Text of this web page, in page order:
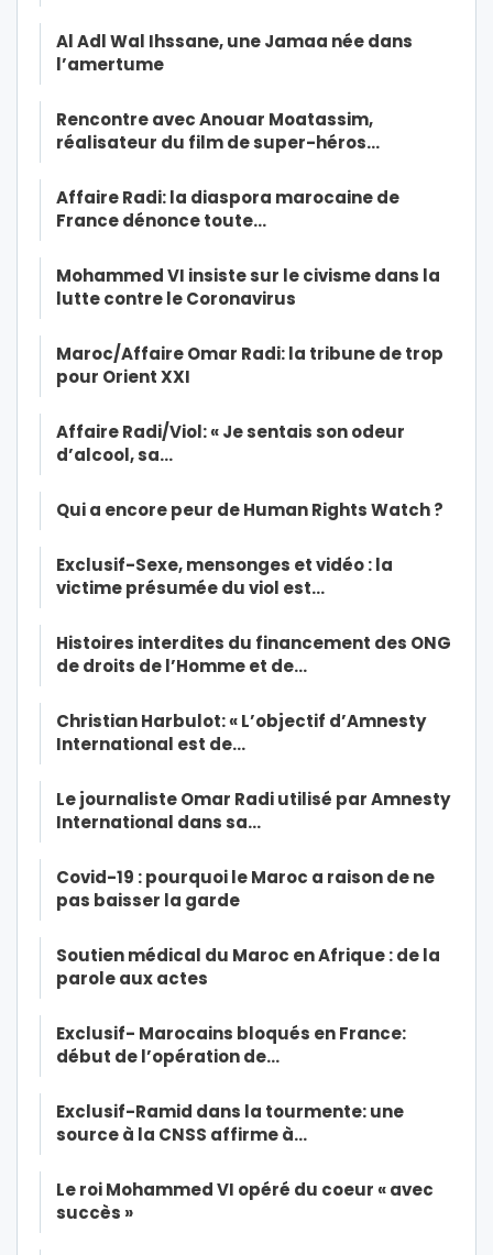
Al Adl Wal Ihssane, une Jamaa née dans
l’amertume
Rencontre avec Anouar Moatassim,
réalisateur du film de super-héros…
Affaire Radi: la diaspora marocaine de
France dénonce toute…
Mohammed VI insiste sur le civisme dans la
lutte contre le Coronavirus
Maroc/Affaire Omar Radi: la tribune de trop
pour Orient XXI
Affaire Radi/Viol: « Je sentais son odeur
d’alcool, sa…
Qui a encore peur de Human Rights Watch ?
Exclusif-Sexe, mensonges et vidéo : la
victime présumée du viol est…
Histoires interdites du financement des ONG
de droits de l’Homme et de…
Christian Harbulot: « L’objectif d’Amnesty
International est de…
Le journaliste Omar Radi utilisé par Amnesty
International dans sa…
Covid-19 : pourquoi le Maroc a raison de ne
pas baisser la garde
Soutien médical du Maroc en Afrique : de la
parole aux actes
Exclusif- Marocains bloqués en France:
début de l’opération de…
Exclusif-Ramid dans la tourmente: une
source à la CNSS affirme à…
Le roi Mohammed VI opéré du coeur « avec
succès »